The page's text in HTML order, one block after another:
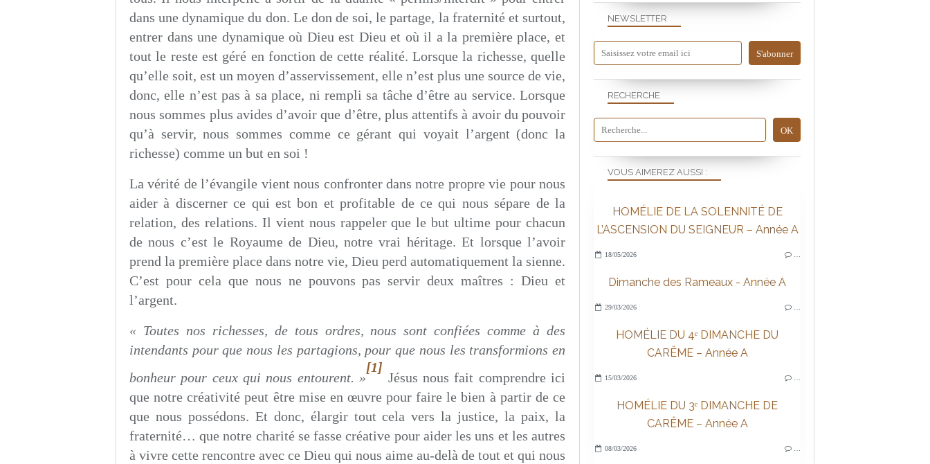
dans une dynamique du don. Le don de soi, le partage, la fraternité et surtout,
entrer dans une dynamique où Dieu est Dieu et où il a la première place, et
tout le reste est géré en fonction de cette réalité. Lorsque la richesse, quelle
qu’elle soit, est un moyen d’asservissement, elle n’est plus une source de vie,
donc, elle n’est pas à sa place, ni rempli sa tâche d’être au service. Lorsque
nous sommes plus avides d’avoir que d’être, plus attentifs à avoir du pouvoir
qu’à servir, nous sommes comme ce gérant qui voyait l’argent (donc la
richesse) comme un but en soi !
La vérité de l’évangile vient nous confronter dans notre propre vie pour nous
aider à discerner ce qui est bon et profitable de ce qui nous sépare de la
relation, des relations. Il vient nous rappeler que le but ultime pour chacun
de nous c’est le Royaume de Dieu, notre vrai héritage. Et lorsque l’avoir
prend la première place dans notre vie, Dieu perd automatiquement la sienne.
C’est pour cela que nous ne pouvons pas servir deux maîtres : Dieu et
l’argent.
« Toutes nos richesses, de tous ordres, nous sont confiées comme à des
intendants pour que nous les partagions, pour que nous les transformions en
bonheur pour ceux qui nous entourent. »
[1]
Jésus nous fait comprendre ici
que notre créativité peut être mise en œuvre pour faire le bien à partir de ce
que nous possédons. Et donc, élargir tout cela vers la justice, la paix, la
fraternité… que notre charité se fasse créative pour aider les uns et les autres
à vivre cette rencontre avec ce Dieu qui nous aime au-delà de tout et qui nous
NEWSLETTER
RECHERCHE
VOUS AIMEREZ AUSSI :
HOMÉLIE DE LA SOLENNITÉ DE
L’ASCENSION DU SEIGNEUR – Année A
18/05/2026
Dimanche des Rameaux - Année A
29/03/2026
HOMÉLIE DU 4ᵉ DIMANCHE DU
CARÊME – Année A
15/03/2026
HOMÉLIE DU 3ᵉ DIMANCHE DE
CARÊME – Année A
08/03/2026